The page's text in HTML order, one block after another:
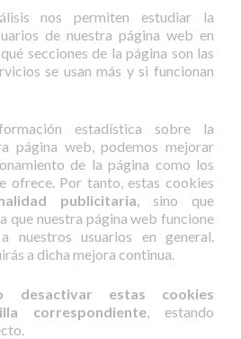
nos permiten estudiar la
de nuestra página web en
secciones de la página son las
se usan más y si funcionan
estadística sobre la
página web, podemos mejorar
de la página como los
ofrece. Por tanto, estas cookies
publicitaria, sino que
que nuestra página web funcione
nuestros usuarios en general.
a dicha mejora continua.
desactivar estas cookies
correspondiente, estando